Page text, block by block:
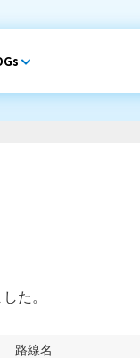
た。
路線名